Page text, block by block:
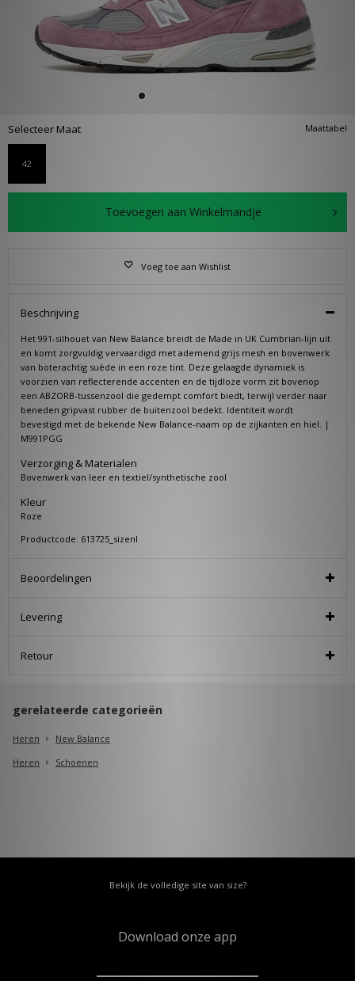
Maattabel
Selecteer Maat
42
Toevoegen aan Winkelmandje
Voeg toe aan Wishlist
Beschrijving
Het 991-silhouet van New Balance breidt de Made in UK Cumbrian-lijn uit
en komt zorgvuldig vervaardigd met ademend grijs mesh en bovenwerk
van boterachtig suède in een roze tint. Deze gelaagde dynamiek is
voorzien van reflecterende accenten en de tijdloze vorm zit bovenop
een ABZORB-tussenzool die gedempt comfort biedt, terwijl verder naar
beneden gripvast rubber de buitenzool bedekt. Identiteit wordt
bevestigd met de bekende New Balance-naam op de zijkanten en hiel. |
M991PGG
Verzorging & Materialen
Bovenwerk van leer en textiel/synthetische zool
Kleur
Roze
Productcode: 613725_sizenl
Beoordelingen
Levering
Retour
gerelateerde categorieën
Heren
New Balance
Heren
Schoenen
Bekijk de volledige site van size?
Download onze app